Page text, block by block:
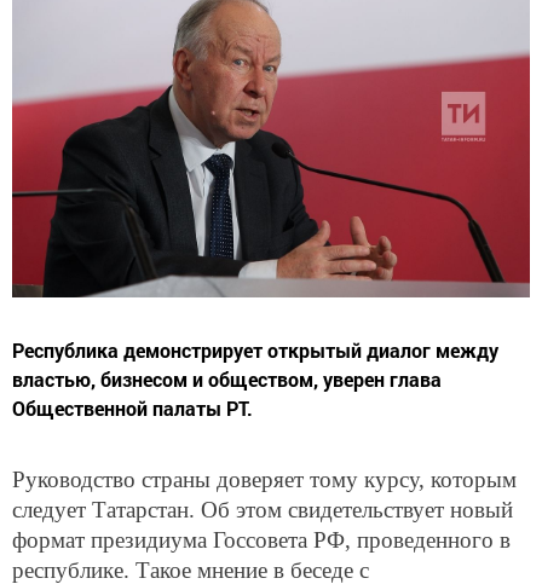
Республика демонстрирует открытый диалог между
властью, бизнесом и обществом, уверен глава
Общественной палаты РТ.
Руководство страны доверяет тому курсу, которым
следует Татарстан. Об этом свидетельствует новый
формат президиума Госсовета РФ, проведенного в
республике. Такое мнение в беседе с